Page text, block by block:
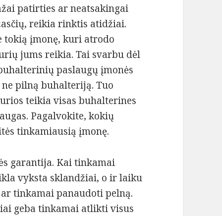
patirties ar neatsakingai
reikia rinktis atidžiai.
įmonę, kuri atrodo
jums reikia. Tai svarbu dėl
paslaugų įmonės
pilną buhalteriją. Tuo
teikia visas buhalterines
Pagalvokite, kokių
tinkamiausią įmonę.
garantija. Kai tinkamai
vyksta sklandžiai, o ir laiku
tinkamai panaudoti pelną.
geba tinkamai atlikti visus